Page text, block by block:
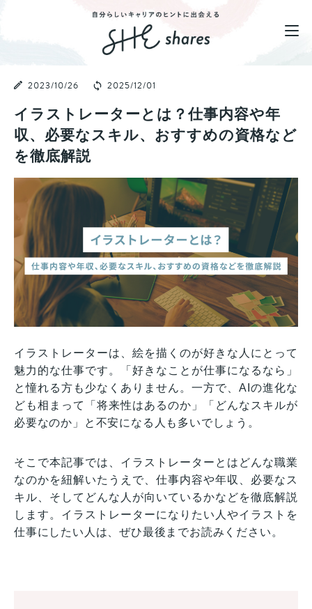
2023/10/26 2025/12/01
イラストレーターとは？仕事内容や年
収、必要なスキル、おすすめの資格など
を徹底解説
イラストレーターは、絵を描くのが好きな人にとって
魅力的な仕事です。「好きなことが仕事になるなら」
と憧れる方も少なくありません。一方で、AIの進化な
ども相まって「将来性はあるのか」「どんなスキルが
必要なのか」と不安になる人も多いでしょう。
そこで本記事では、イラストレーターとはどんな職業
なのかを紐解いたうえで、仕事内容や年収、必要なス
キル、そしてどんな人が向いているかなどを徹底解説
します。イラストレーターになりたい人やイラストを
仕事にしたい人は、ぜひ最後までお読みください。